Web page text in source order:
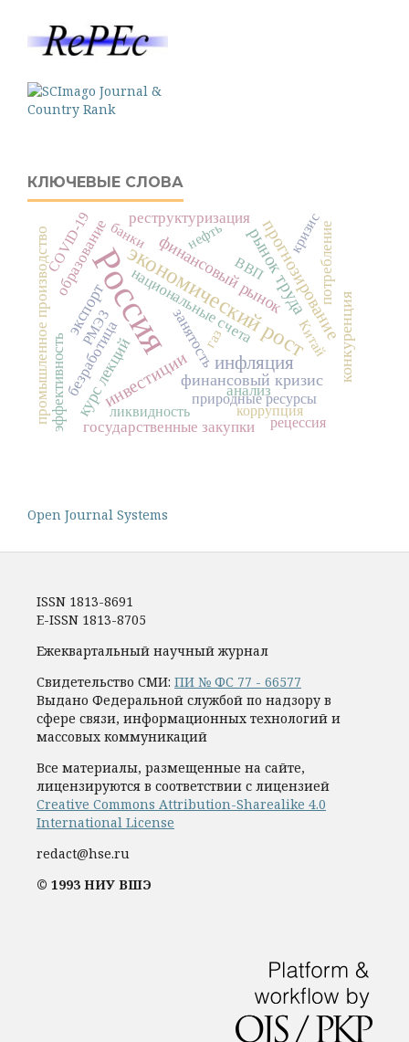
КЛЮЧЕВЫЕ СЛОВА
Россия
экономический рост
инфляция
рынок труда
инвестиции
прогнозирование
финансовый кризис
курс лекций
финансовый рынок
конкуренция
экспорт
эффективность
образование
промышленное производство занятость
национальные счета
реструктуризация
потребление
безработица анализ
государственные закупки
Китай
природные ресурсы
ликвидность
COVID-19
газ
кризис
нефть
банки
коррупция
РМЭЗ
ВВП
рецессия
Open Journal Systems
ISSN 1813-8691
E-ISSN 1813-8705
Ежеквартальный научный журнал
Свидетельство СМИ: ПИ № ФС 77 - 66577
Выдано Федеральной службой по надзору в
сфере связи, информационных технологий и
массовых коммуникаций
Все материалы, размещенные на сайте,
лицензируются в соответствии с лицензией
Creative Commons Attribution-Sharealike 4.0
International License
redact@hse.ru
© 1993 НИУ ВШЭ